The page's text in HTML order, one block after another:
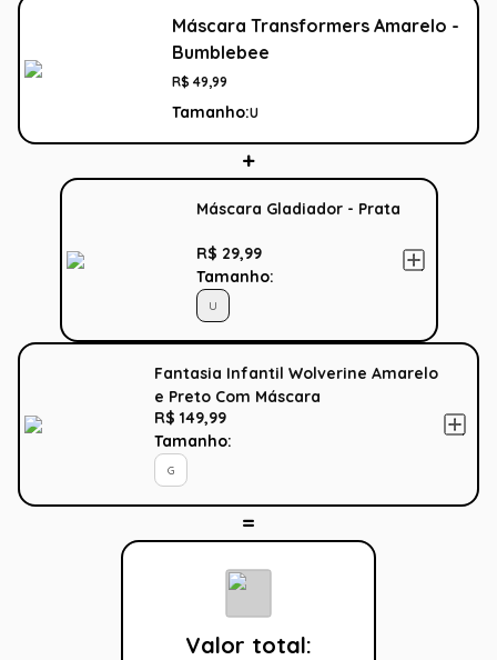
Máscara Transformers Amarelo -
Bumblebee
R$ 49,99
Tamanho:U
Máscara Gladiador - Prata
R$ 29,99
Tamanho:
U
Fantasia Infantil Wolverine Amarelo
e Preto Com Máscara
R$ 149,99
Tamanho:
G
Valor total: